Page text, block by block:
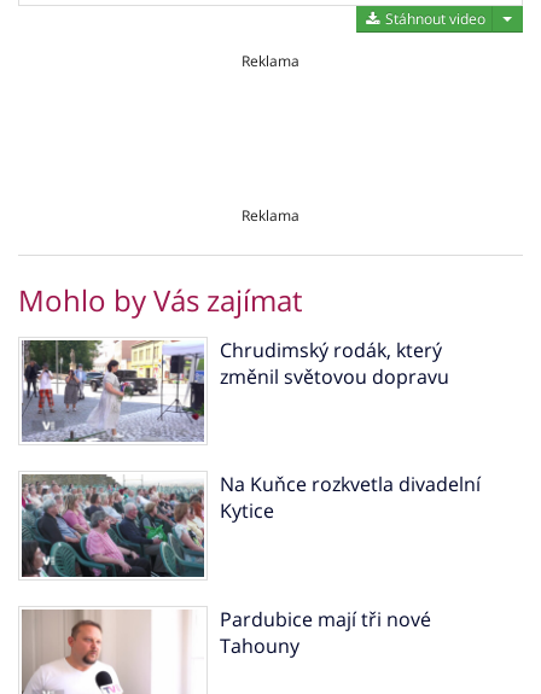
Stáhnout video
Reklama
Reklama
Mohlo by Vás zajímat
Chrudimský rodák, který
změnil světovou dopravu
Na Kuňce rozkvetla divadelní
Kytice
Pardubice mají tři nové
Tahouny